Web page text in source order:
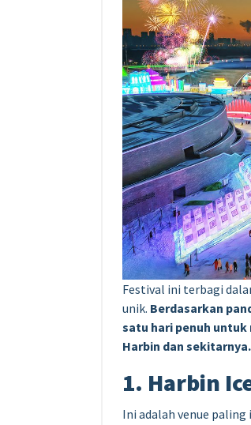
Festival ini terbagi
unik. Berdasarkan
satu hari penuh
Harbin dan sekitarnya.
1. Harbin
Ini adalah venue